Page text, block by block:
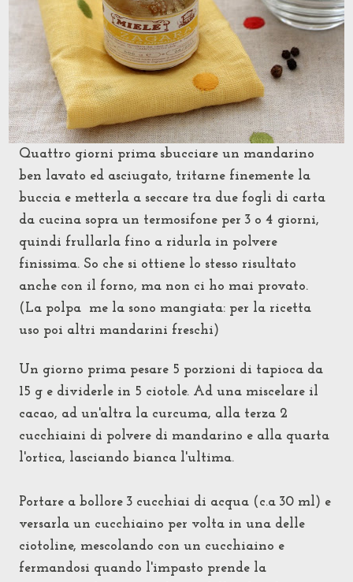
Quattro giorni prima sbucciare un mandarino
ben lavato ed asciugato, tritarne finemente la
buccia e metterla a seccare tra due fogli di carta
da cucina sopra un termosifone per 3 o 4 giorni,
quindi frullarla fino a ridurla in polvere
finissima. So che si ottiene lo stesso risultato
anche con il forno, ma non ci ho mai provato.
(La polpa me la sono mangiata: per la ricetta
uso poi altri mandarini freschi)
Un giorno prima pesare 5 porzioni di tapioca da
15 g e dividerle in 5 ciotole. Ad una miscelare il
cacao, ad un'altra la curcuma, alla terza 2
cucchiaini di polvere di mandarino e alla quarta
l'ortica, lasciando bianca l'ultima.
Portare a bollore 3 cucchiai di acqua (c.a 30 ml) e
versarla un cucchiaino per volta in una delle
ciotoline, mescolando con un cucchiaino e
fermandosi quando l'impasto prende la